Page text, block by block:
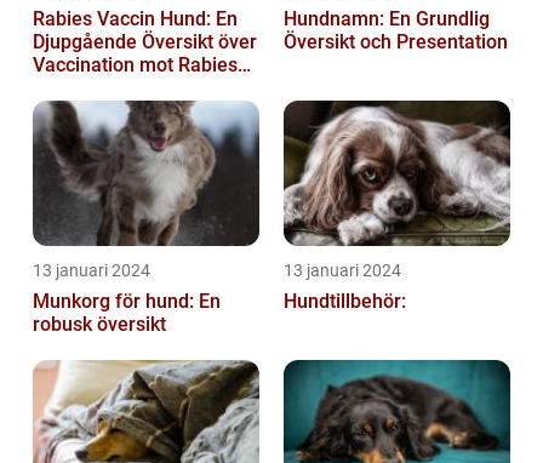
Rabies Vaccin Hund: En
Djupgående Översikt över
Vaccination mot Rabies
Hundnamn: En Grundlig
Översikt och Presentation
13 januari 2024
Munkorg för hund: En
robusk översikt
13 januari 2024
Hundtillbehör: